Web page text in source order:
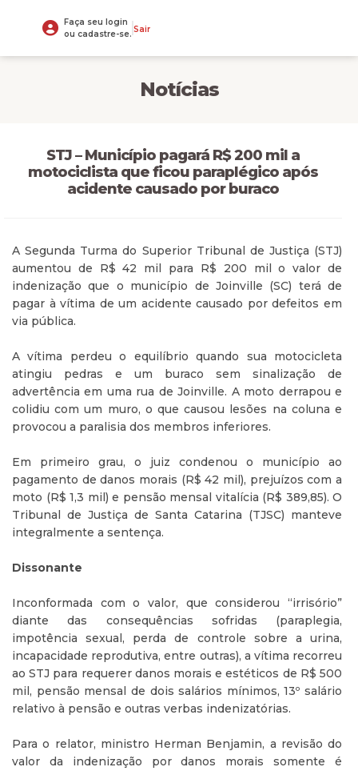
Faça seu login
ou cadastre-se. Sair
Notícias
STJ – Município pagará R$ 200 mil a
motociclista que ficou paraplégico após
acidente causado por buraco
A Segunda Turma do Superior Tribunal de Justiça (STJ)
aumentou de R$ 42 mil para R$ 200 mil o valor de
indenização que o município de Joinville (SC) terá de
pagar à vítima de um acidente causado por defeitos em
via pública.
A vítima perdeu o equilíbrio quando sua motocicleta
atingiu pedras e um buraco sem sinalização de
advertência em uma rua de Joinville. A moto derrapou e
colidiu com um muro, o que causou lesões na coluna e
provocou a paralisia dos membros inferiores.
Em primeiro grau, o juiz condenou o município ao
pagamento de danos morais (R$ 42 mil), prejuízos com a
moto (R$ 1,3 mil) e pensão mensal vitalícia (R$ 389,85). O
Tribunal de Justiça de Santa Catarina (TJSC) manteve
integralmente a sentença.
Dissonante
Inconformada com o valor, que considerou “irrisório”
diante das consequências sofridas (paraplegia,
impotência sexual, perda de controle sobre a urina,
incapacidade reprodutiva, entre outras), a vítima recorreu
ao STJ para requerer danos morais e estéticos de R$ 500
mil, pensão mensal de dois salários mínimos, 13º salário
relativo à pensão e outras verbas indenizatórias.
Para o relator, ministro Herman Benjamin, a revisão do
valor da indenização por danos morais somente é